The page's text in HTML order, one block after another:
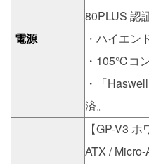
電源
80PLUS 認
・ハイエン
・105℃コ
・「
済。
【GP-V3 ホ
ATX /